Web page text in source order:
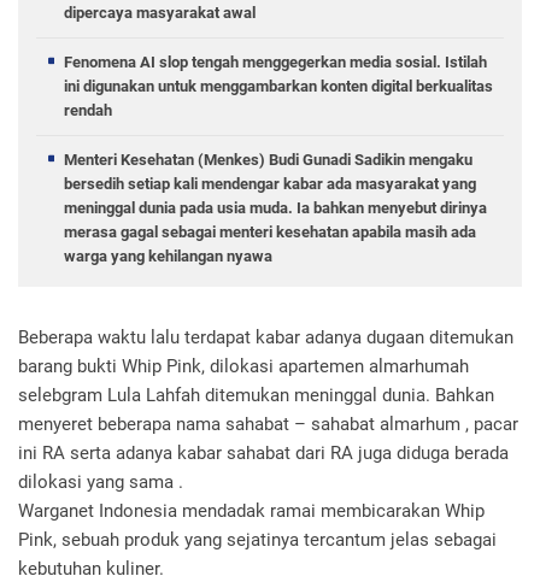
dipercaya masyarakat awal
Fenomena AI slop tengah menggegerkan media sosial. Istilah
ini digunakan untuk menggambarkan konten digital berkualitas
rendah
Menteri Kesehatan (Menkes) Budi Gunadi Sadikin mengaku
bersedih setiap kali mendengar kabar ada masyarakat yang
meninggal dunia pada usia muda. Ia bahkan menyebut dirinya
merasa gagal sebagai menteri kesehatan apabila masih ada
warga yang kehilangan nyawa
Beberapa waktu lalu terdapat kabar adanya dugaan ditemukan
barang bukti Whip Pink, dilokasi apartemen almarhumah
selebgram Lula Lahfah ditemukan meninggal dunia. Bahkan
menyeret beberapa nama sahabat – sahabat almarhum , pacar
ini RA serta adanya kabar sahabat dari RA juga diduga berada
dilokasi yang sama .
Warganet Indonesia mendadak ramai membicarakan Whip
Pink, sebuah produk yang sejatinya tercantum jelas sebagai
kebutuhan kuliner.